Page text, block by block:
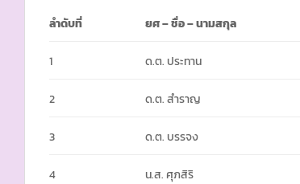
ลำดับที่ ยศ– ชื่อ – นามสกุล
1 ด.ต. ประทาน
2 ด.ต. สำราญ
3 ด.ต. บรรจง
4 น.ส. ศุภสิริ